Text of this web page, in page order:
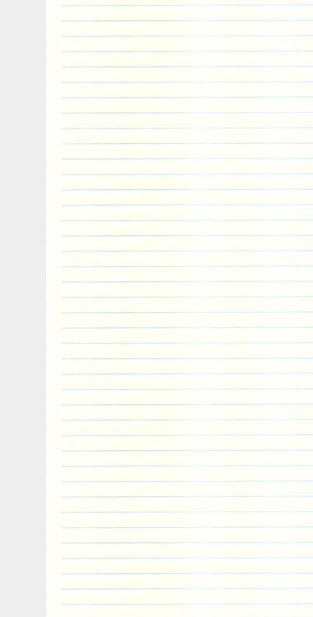
détachées\Refroidissement\Radiateurs
« motor.chill.ltd » et est localisé à/en
Yorkshire. Cet article peut être livré
Personnalisé Faisceau: N°
Marque: AFTERMARKET
Numéro de pièce fabricant: to2450
Non domestiques Produit: N°